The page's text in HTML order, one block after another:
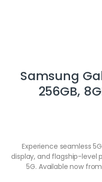
Samsung
256GB,
Experience seamless
display, and flagship-level
5G. Available now